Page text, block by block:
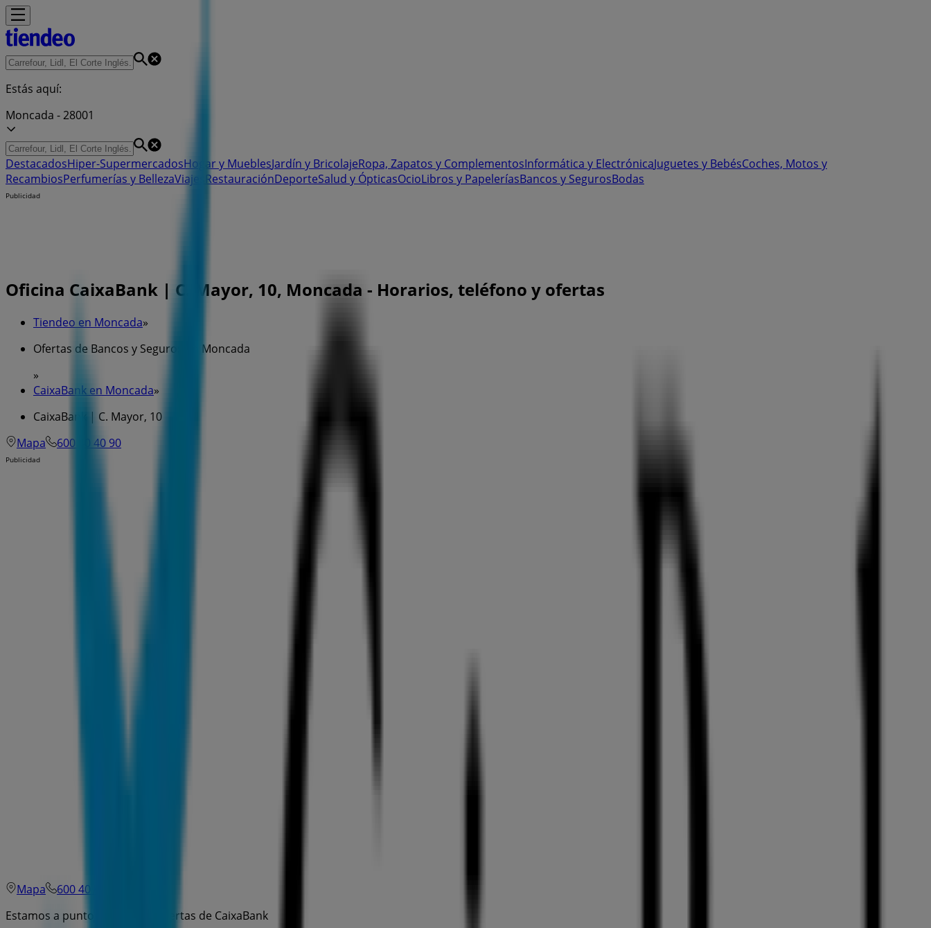
Estás aquí:
Moncada - 28001
DestacadosHiper-SupermercadosHogar y MueblesJardín y BricolajeRopa, Zapatos y ComplementosInformática y ElectrónicaJuguetes y BebésCoches, Motos y
RecambiosPerfumerías y BellezaViajes RestauraciónDeporteSalud y ÓpticasOcioLibros y PapeleríasBancos y SegurosBodas
Publicidad
Oficina CaixaBank | C. Mayor, 10, Moncada - Horarios, teléfono y ofertas
Tiendeo en Moncada»
Ofertas de Bancos y Seguros en Moncada
»
CaixaBank en Moncada»
CaixaBank | C. Mayor, 10
Mapa
600 40 40 90
Publicidad
Mapa
600 40 40 90
Estamos a punto de publicar ofertas de CaixaBank